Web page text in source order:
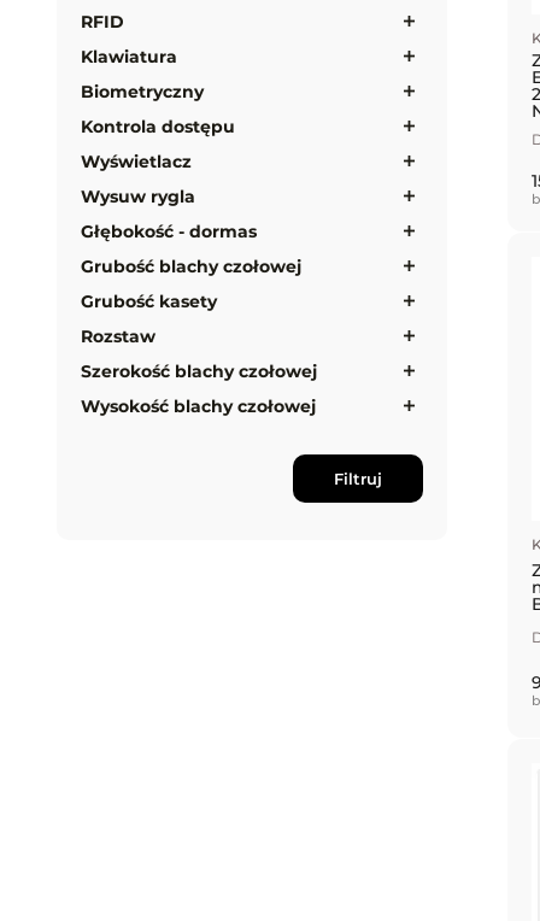
RFID
Klawiatura
Biometryczny
Kontrola dostępu
Wyświetlacz
Wysuw rygla
Głębokość - dormas
Grubość blachy czołowej
Grubość kasety
Rozstaw
Szerokość blachy czołowej
Wysokość blachy czołowej
Filtruj